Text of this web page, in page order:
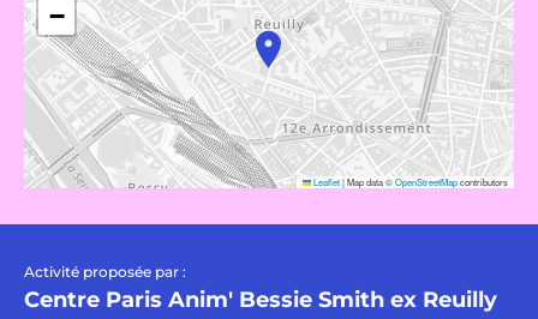
−
Leaflet|Map data ©OpenStreetMapcontributors
Activité proposée par :
Centre Paris Anim' Bessie Smith ex Reuilly